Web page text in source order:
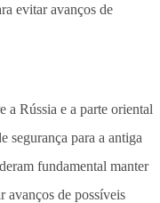
a Rússia e a parte oriental
segurança para a antiga
fundamental manter
avanços de possíveis